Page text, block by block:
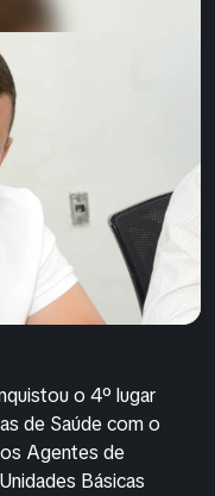
o 4º lugar
de Saúde com o
Agentes de
Básicas